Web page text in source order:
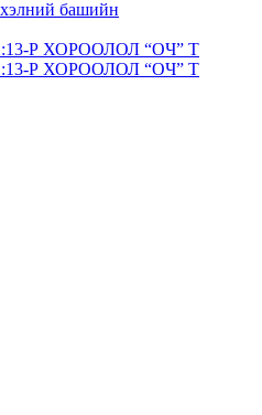
башийн
Р ХОРООЛОЛ “ОЧ” Т
Р ХОРООЛОЛ “ОЧ” Т